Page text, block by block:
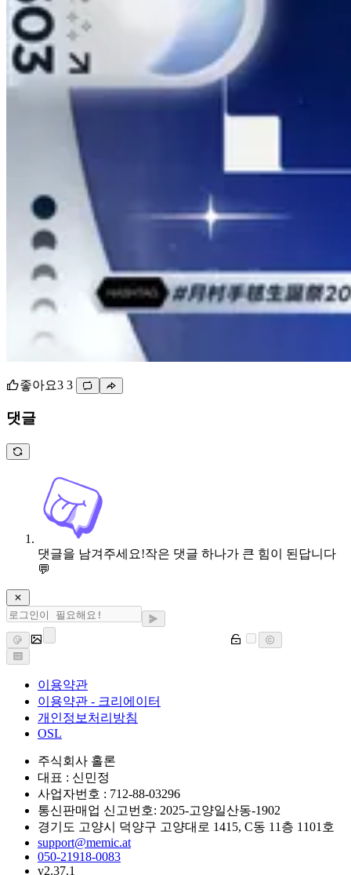
좋아요3 3
댓글
댓글을 남겨주세요!작은 댓글 하나가 큰 힘이 된답니다
💬
이용약관
이용약관 - 크리에이터
개인정보처리방침
OSL
주식회사 홀론
대표 : 신민정
사업자번호 : 712-88-03296
통신판매업 신고번호: 2025-고양일산동-1902
경기도 고양시 덕양구 고양대로 1415, C동 11층 1101호
support@memic.at
050-21918-0083
v2.37.1